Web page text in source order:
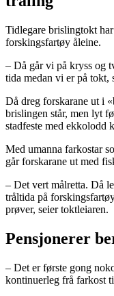
Tidlegare brislingtokt
forskingsfartøy åleine.
– Då går vi på kryss og
tida medan vi er på tokt,
Då dreg forskarane ut i
brislingen står, men lyt
stadfeste med ekkolodd
Med umanna farkostar
går forskarane ut med
– Det vert målretta. Då
tråltida på
prøver, seier toktleiaren.
Pensjonerer
– Det er første gong
kontinuerleg frå farkost